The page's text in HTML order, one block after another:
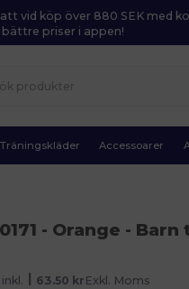
vid köp över 880 SEK med
bättre priser i appen!
Träningskläder Accessoarer
- Orange - Barn
| 63.50 kr Exkl. Moms